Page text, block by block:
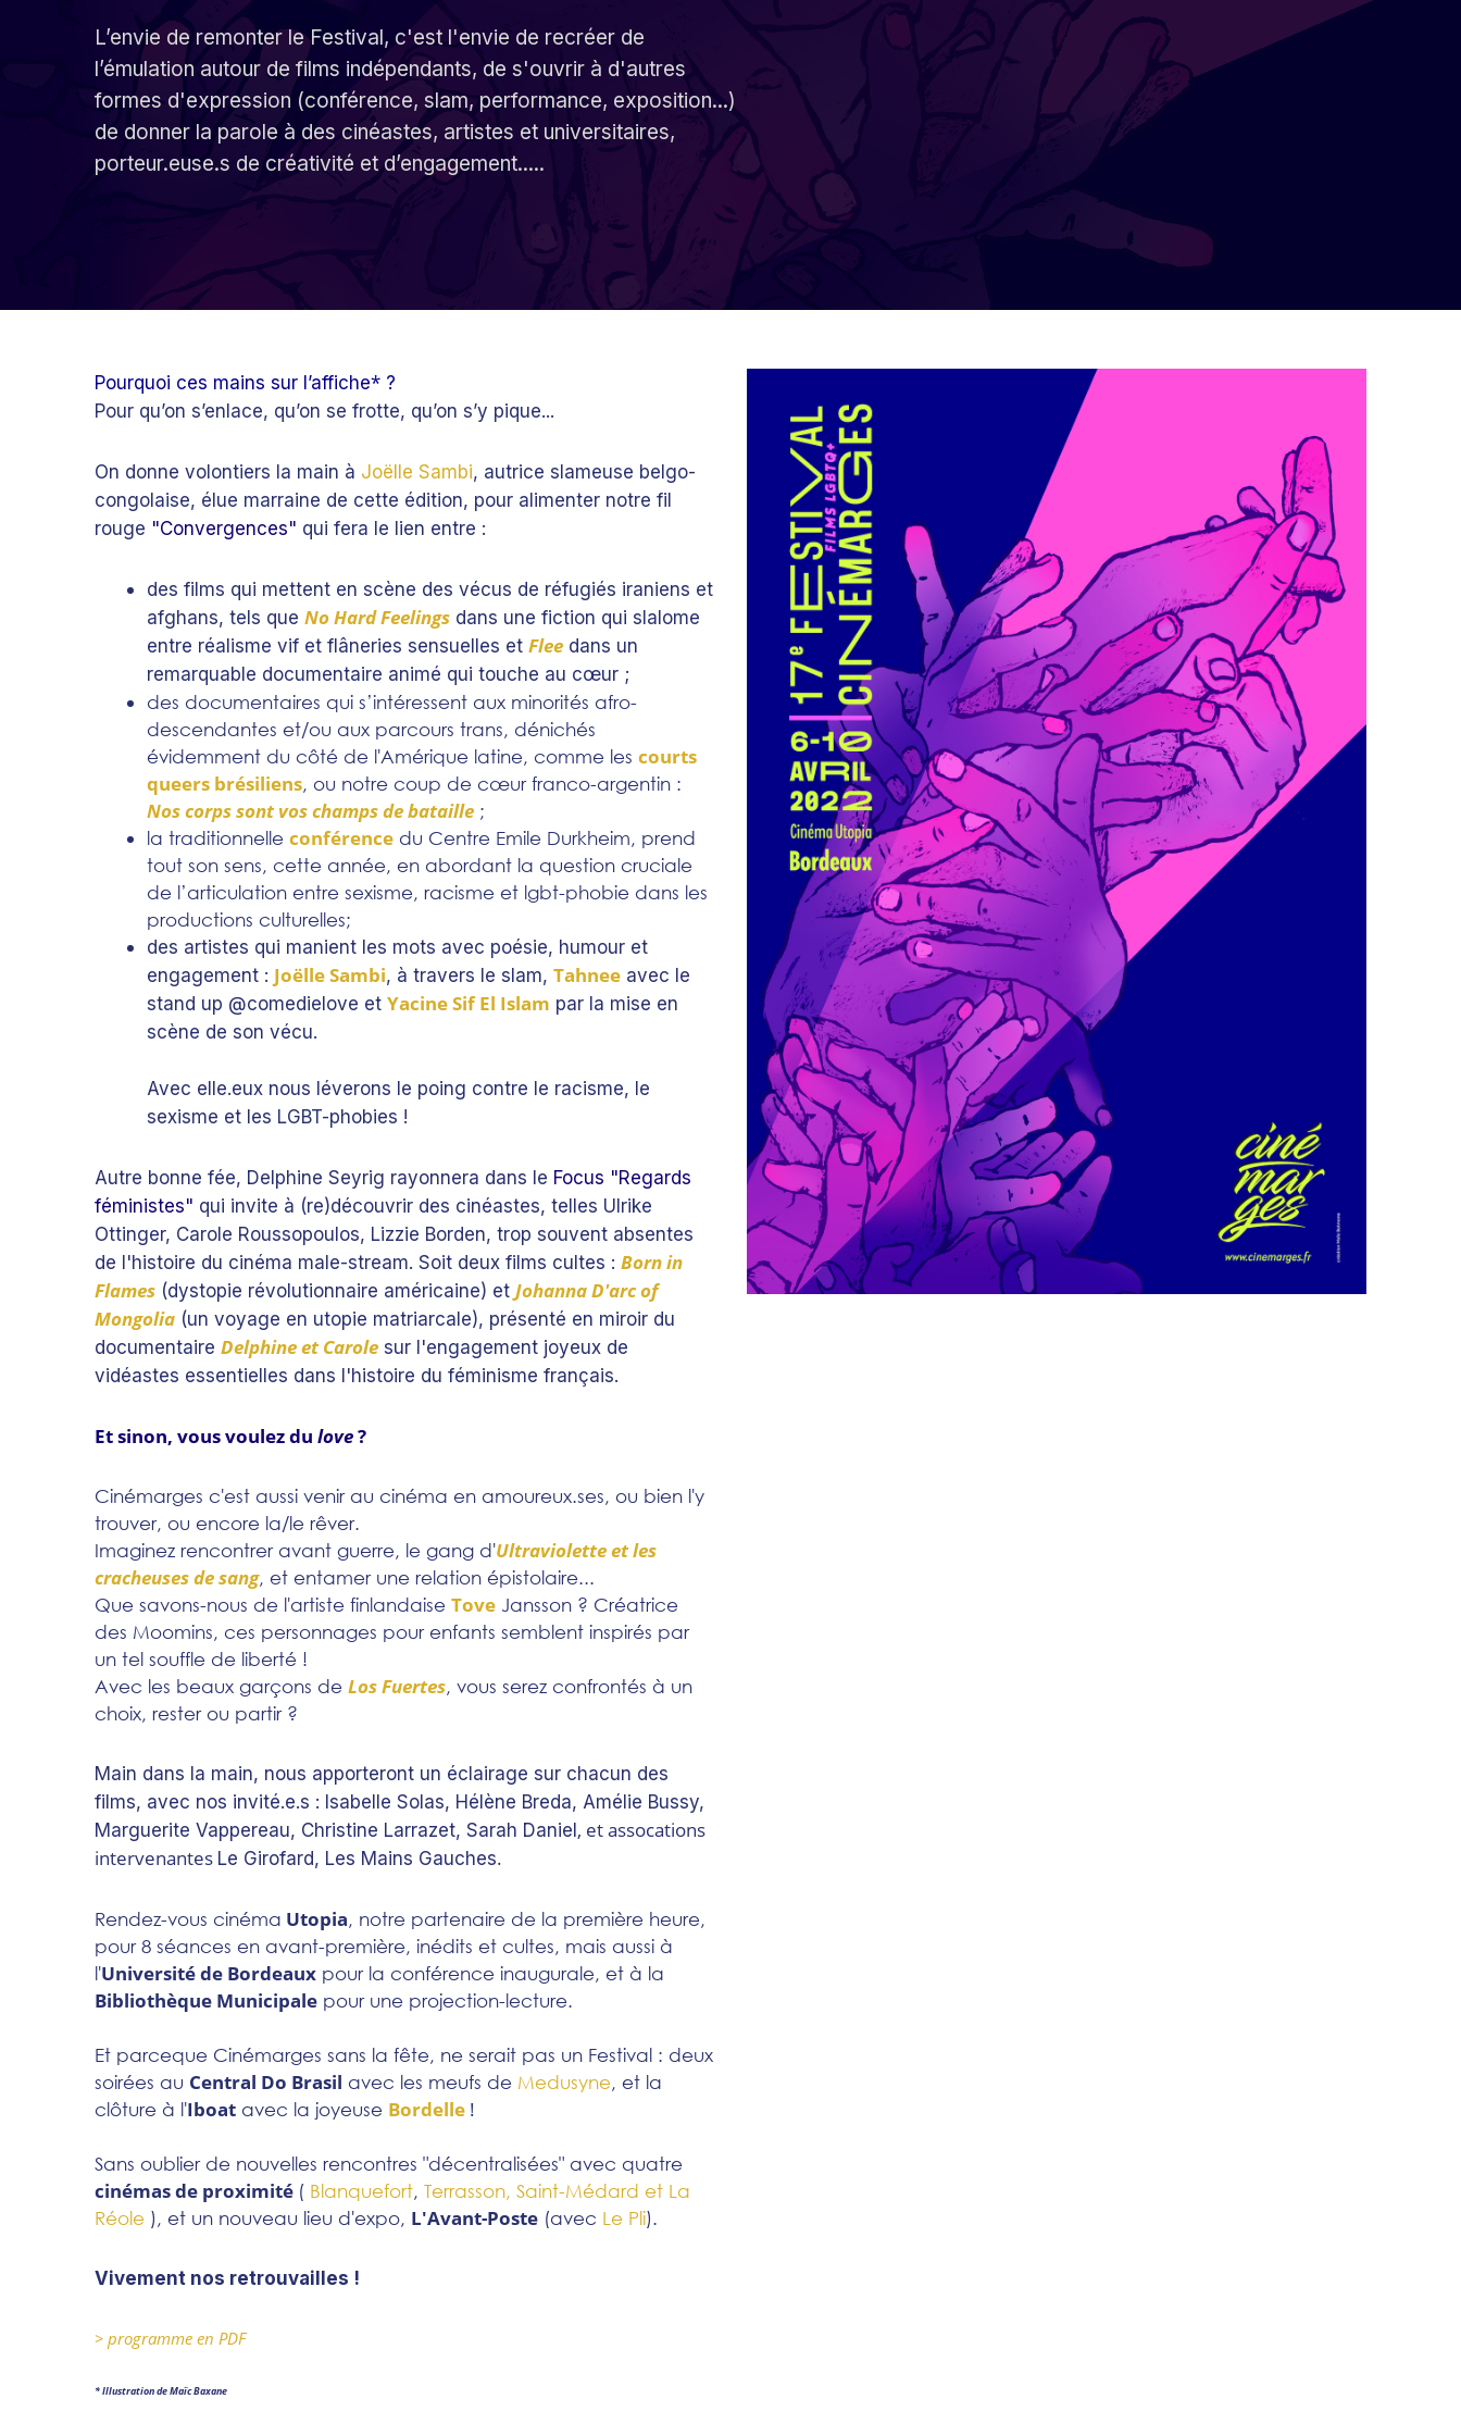
L’envie de remonter le Festival, c'est l'envie de recréer de
l’émulation autour de films indépendants, de s'ouvrir à d'autres
formes d'expression (conférence, slam, performance, exposition...)
de donner la parole à des cinéastes, artistes et universitaires,
porteur.euse.s de créativité et d’engagement.....
Pourquoi ces mains sur l’affiche* ?
Pour qu’on s’enlace, qu’on se frotte, qu’on s’y pique...
On donne volontiers la main à Joëlle Sambi, autrice slameuse belgo-
congolaise, élue marraine de cette édition, pour alimenter notre fil
rouge "Convergences" qui fera le lien entre :
des films qui mettent en scène des vécus de réfugiés iraniens et
afghans, tels que No Hard Feelings dans une fiction qui slalome
entre réalisme vif et flâneries sensuelles et Flee dans un
remarquable documentaire animé qui touche au cœur ;
des documentaires qui s’intéressent aux minorités afro-
descendantes et/ou aux parcours trans, dénichés
évidemment du côté de l'Amérique latine, comme les courts
queers brésiliens, ou notre coup de cœur franco-argentin :
Nos corps sont vos champs de bataille ;
la traditionnelle conférence du Centre Emile Durkheim, prend
tout son sens, cette année, en abordant la question cruciale
de l’articulation entre sexisme, racisme et lgbt-phobie dans les
productions culturelles;
des artistes qui manient les mots avec poésie, humour et
engagement : Joëlle Sambi, à travers le slam, Tahnee avec le
stand up @comedielove et Yacine Sif El Islam par la mise en
scène de son vécu.
Avec elle.eux nous léverons le poing contre le racisme, le
sexisme et les LGBT-phobies !
Autre bonne fée, Delphine Seyrig rayonnera dans le Focus "Regards
féministes" qui invite à (re)découvrir des cinéastes, telles Ulrike
Ottinger, Carole Roussopoulos, Lizzie Borden, trop souvent absentes
de l'histoire du cinéma male-stream. Soit deux films cultes : Born in
Flames (dystopie révolutionnaire américaine) et Johanna D'arc of
Mongolia (un voyage en utopie matriarcale), présenté en miroir du
documentaire Delphine et Carole sur l'engagement joyeux de
vidéastes essentielles dans l'histoire du féminisme français.
Et sinon, vous voulez du love?
Cinémarges c'est aussi venir au cinéma en amoureux.ses, ou bien l'y
trouver, ou encore la/le rêver.
Imaginez rencontrer avant guerre, le gang d'Ultraviolette et les
cracheuses de sang, et entamer une relation épistolaire...
Que savons-nous de l'artiste finlandaise Tove Jansson ? Créatrice
des Moomins, ces personnages pour enfants semblent inspirés par
un tel souffle de liberté !
Avec les beaux garçons de Los Fuertes, vous serez confrontés à un
choix, rester ou partir ?
Main dans la main, nous apporteront un éclairage sur chacun des
films, avec nos invité.e.s : Isabelle Solas, Hélène Breda, Amélie Bussy,
Marguerite Vappereau, Christine Larrazet, Sarah Daniel , et assocations
intervenantes Le Girofard, Les Mains Gauches.
Rendez-vous cinéma Utopia, notre partenaire de la première heure,
pour 8 séances en avant-première, inédits et cultes, mais aussi à
l'Université de Bordeaux pour la conférence inaugurale, et à la
Bibliothèque Municipale pour une projection-lecture.
Et parceque Cinémarges sans la fête, ne serait pas un Festival : deux
soirées au Central Do Brasil avec les meufs de Medusyne, et la
clôture à l'Iboat avec la joyeuse Bordelle !
Sans oublier de nouvelles rencontres "décentralisées" avec quatre
cinémas de proximité ( Blanquefort, Terrasson, Saint-Médard et La
Réole ), et un nouveau lieu d'expo, L'Avant-Poste (avec Le Pli).
Vivement nos retrouvailles !
> programme en PDF
* Illustration de Maïc Baxane